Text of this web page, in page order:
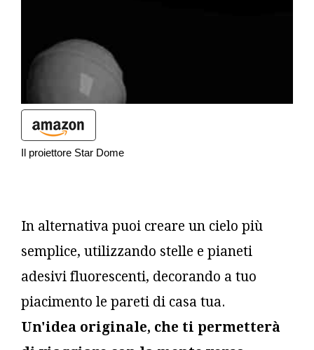
Il proiettore Star Dome
In alternativa puoi creare un cielo più
semplice, utilizzando stelle e pianeti
adesivi fluorescenti, decorando a tuo
piacimento le pareti di casa tua.
Un'idea originale, che ti permetterà